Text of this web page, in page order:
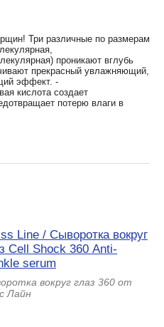
Три различные по размерам
проникают вглубь
прекрасный увлажняющий,
эффект. -
кислота создает
потерю влаги в
Line / Сыворотка вокруг
Cell Shock 360 Аnti-
serum
вокруг глаз 360 от
Лайн